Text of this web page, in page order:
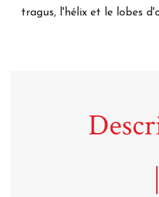
tragus, l'hélix et le lobes